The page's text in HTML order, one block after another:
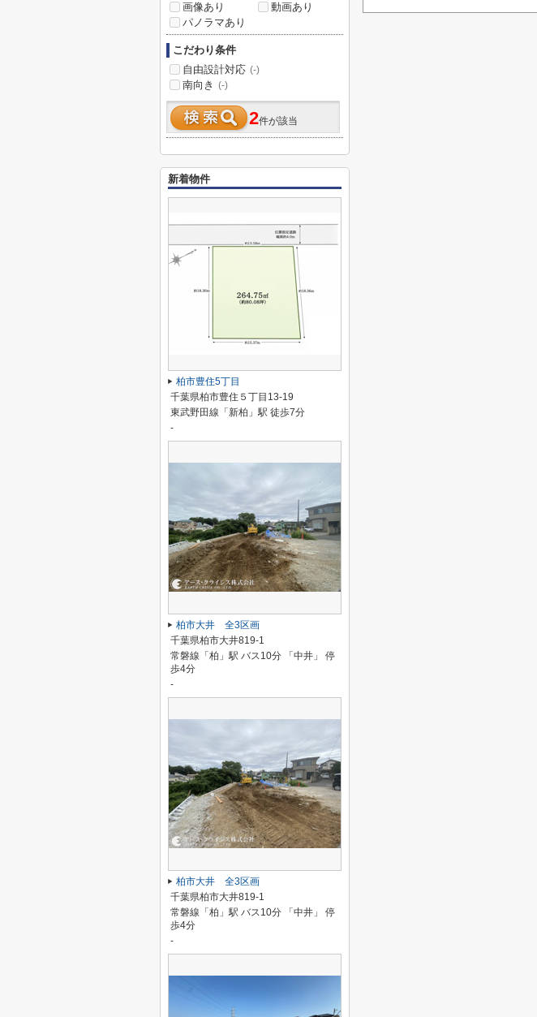
画像あり
動画あり
パノラマあり
こだわり条件
自由設計対応 (-)
南向き (-)
2件が該当
新着物件
柏市豊住5丁目
千葉県柏市豊住５丁目13-19
東武野田線「新柏」駅 徒歩7分
-
柏市大井 全3区画
千葉県柏市大井819-1
常磐線「柏」駅 バス10分 「中井」 停
歩4分
-
柏市大井 全3区画
千葉県柏市大井819-1
常磐線「柏」駅 バス10分 「中井」 停
歩4分
-